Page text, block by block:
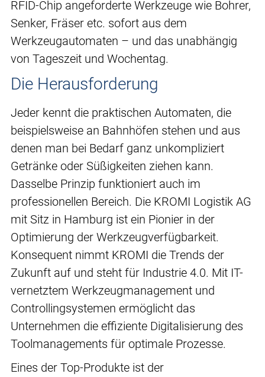
RFID-Chip angeforderte Werkzeuge wie Bohrer,
Senker, Fräser etc. sofort aus dem
Werkzeugautomaten – und das unabhängig
von Tageszeit und Wochentag.
Die Herausforderung
Jeder kennt die praktischen Automaten, die
beispielsweise an Bahnhöfen stehen und aus
denen man bei Bedarf ganz unkompliziert
Getränke oder Süßigkeiten ziehen kann.
Dasselbe Prinzip funktioniert auch im
professionellen Bereich. Die KROMI Logistik AG
mit Sitz in Hamburg ist ein Pionier in der
Optimierung der Werkzeugverfügbarkeit.
Konsequent nimmt KROMI die Trends der
Zukunft auf und steht für Industrie 4.0. Mit IT-
vernetztem Werkzeugmanagement und
Controllingsystemen ermöglicht das
Unternehmen die effiziente Digitalisierung des
Toolmanagements für optimale Prozesse.
Eines der Top-Produkte ist der